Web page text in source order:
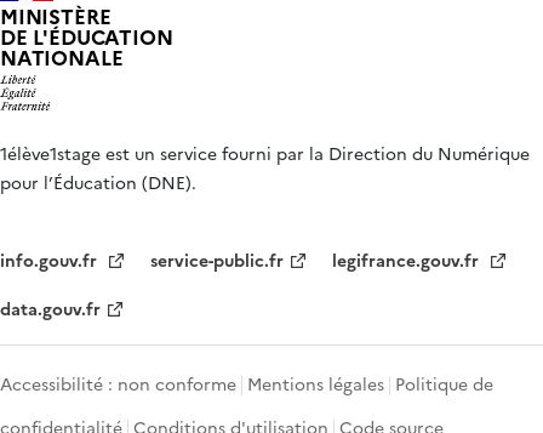
MINISTÈRE
DE L'ÉDUCATION
NATIONALE
1élève1stage est un service fourni par la Direction du Numérique
pour l’Éducation (DNE).
info.gouv.fr service-public.fr
legifrance.gouv.fr
data.gouv.fr
Accessibilité : non conforme Mentions légales Politique de